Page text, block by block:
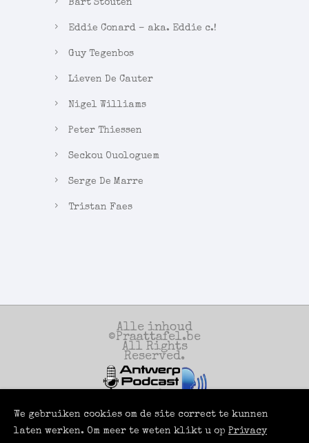
Bart Stouten
Eddie Conard – aka. Eddie c.!
Guy Tegenbos
Lieven De Cauter
Nigel Williams
Peter Thiessen
Seckou Ouologuem
Serge De Marre
Tristan Faes
Alle inhoud
©Praattafel.be
All Rights
Reserved.
Een productie
van
Antwerp Podcast
We gebruiken cookies om de site correct te kunnen
laten werken. Om meer te weten klikt u op Privacy